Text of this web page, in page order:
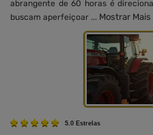
abrangente de 60 horas é
buscam aperfeiçoar ... Mostrar Mais
5.0 Estrelas